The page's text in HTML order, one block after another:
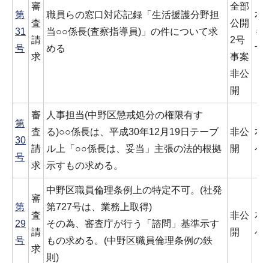
第
31
号
審
査
請
求
職員らの窓口対応記録「生活援護分野担
当○○係長(査察指導員)」の件について求
める
全部
公開
2号
事案
非公
開
本
も
す
第
30
号
審
査
請
求
人事担当(中野区懲戒処分の権限有す
る)○○係長は、平成30年12月19日テーブ
ル上「○○係長は、妥当」主張の法的根拠
示すもの求める。
非公
開
本
べ
第
29
号
審
査
請
求
中野区職員倫理条例上の特定不可。(社発
第727号は、業務上取得)
その為、審査庁が行う「諮問」基準示す
もの求める。(中野区職員倫理条例の鉄
則)
非公
開
本
べ